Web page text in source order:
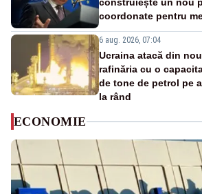
coordonate pentru
6 aug. 2026, 07:04
Ucraina atacă din
rafinăria cu o
de tone de petrol pe
la rând
ECONOMIE